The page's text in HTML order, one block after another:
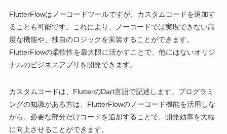
FlutterFlowはノーコードツールですが、カスタムコードを追加す
ることも可能です。これにより、ノーコードでは実現できない高
度な機能や、独自のロジックを実装することができます。
FlutterFlowの柔軟性を最大限に活かすことで、他にはないオリジ
ナルのビジネスアプリを開発できます。
カスタムコードは、FlutterのDart言語で記述します。プログラミ
ングの知識がある方は、FlutterFlowのノーコード機能を活用しな
がら、必要な部分だけコードを追加することで、開発効率を大幅
に向上させることができます。